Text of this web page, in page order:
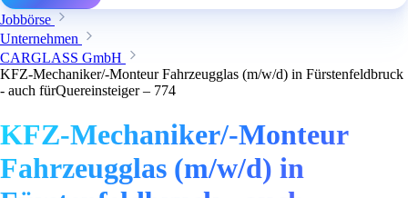
Jobbörse
Unternehmen
CARGLASS GmbH
KFZ-Mechaniker/-Monteur Fahrzeugglas (m/w/d) in Fürstenfeldbruck
- auch fürQuereinsteiger – 774
KFZ-Mechaniker/-Monteur
Fahrzeugglas (m/w/d) in